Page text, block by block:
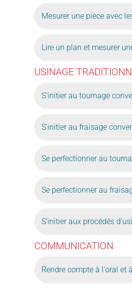
Mesurer une pièce avec
Lire un plan et mesurer
USINAGE
S’initier au tournage
S'initier au fraisage
Se perfectionner au
Se perfectionner au
S'initier aux procédés
COMMUNICATION
Rendre compte à l'oral et